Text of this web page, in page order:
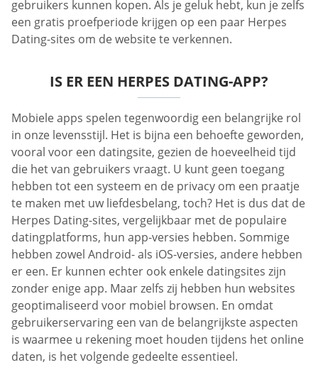
gebruikers kunnen kopen. Als je geluk hebt, kun je zelfs
een gratis proefperiode krijgen op een paar Herpes
Dating-sites om de website te verkennen.
IS ER EEN HERPES DATING-APP?
Mobiele apps spelen tegenwoordig een belangrijke rol
in onze levensstijl. Het is bijna een behoefte geworden,
vooral voor een datingsite, gezien de hoeveelheid tijd
die het van gebruikers vraagt. U kunt geen toegang
hebben tot een systeem en de privacy om een praatje
te maken met uw liefdesbelang, toch? Het is dus dat de
Herpes Dating-sites, vergelijkbaar met de populaire
datingplatforms, hun app-versies hebben. Sommige
hebben zowel Android- als iOS-versies, andere hebben
er een. Er kunnen echter ook enkele datingsites zijn
zonder enige app. Maar zelfs zij hebben hun websites
geoptimaliseerd voor mobiel browsen. En omdat
gebruikerservaring een van de belangrijkste aspecten
is waarmee u rekening moet houden tijdens het online
daten, is het volgende gedeelte essentieel.